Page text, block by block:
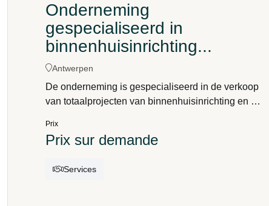
Onderneming
gespecialiseerd in
binnenhuisinrichting...
Antwerpen
De onderneming is gespecialiseerd in de verkoop
van totaalprojecten van binnenhuisinrichting en de
is op zoek naar een interieurarchitect of een
kan garanderen.
Prix
Prix sur demande
Services